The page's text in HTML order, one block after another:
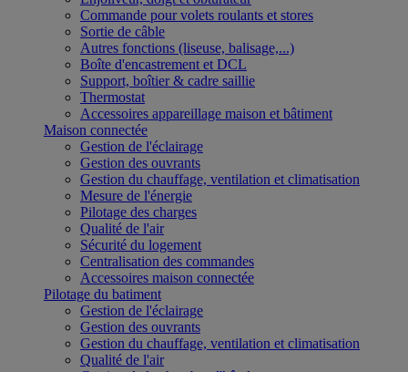
Commande pour volets roulants et stores
Sortie de câble
Autres fonctions (liseuse, balisage,...)
Boîte d'encastrement et DCL
Support, boîtier & cadre saillie
Thermostat
Accessoires appareillage maison et bâtiment
Maison connectée
Gestion de l'éclairage
Gestion des ouvrants
Gestion du chauffage, ventilation et climatisation
Mesure de l'énergie
Pilotage des charges
Qualité de l'air
Sécurité du logement
Centralisation des commandes
Accessoires maison connectée
Pilotage du batiment
Gestion de l'éclairage
Gestion des ouvrants
Gestion du chauffage, ventilation et climatisation
Qualité de l'air